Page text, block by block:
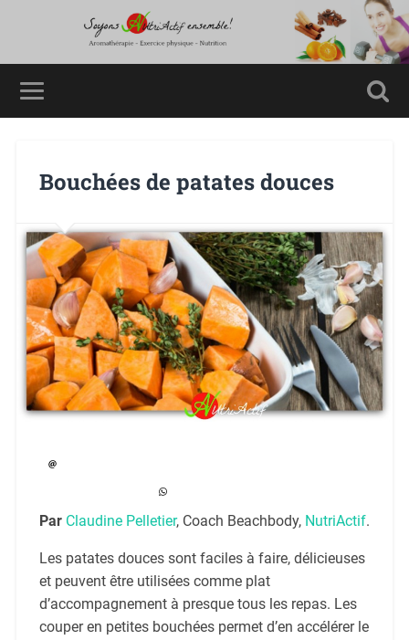
Bouchées de patates douces
Par Claudine Pelletier, Coach Beachbody, NutriActif.
Les patates douces sont faciles à faire, délicieuses
et peuvent être utilisées comme plat
d’accompagnement à presque tous les repas. Les
couper en petites bouchées permet d’en accélérer le